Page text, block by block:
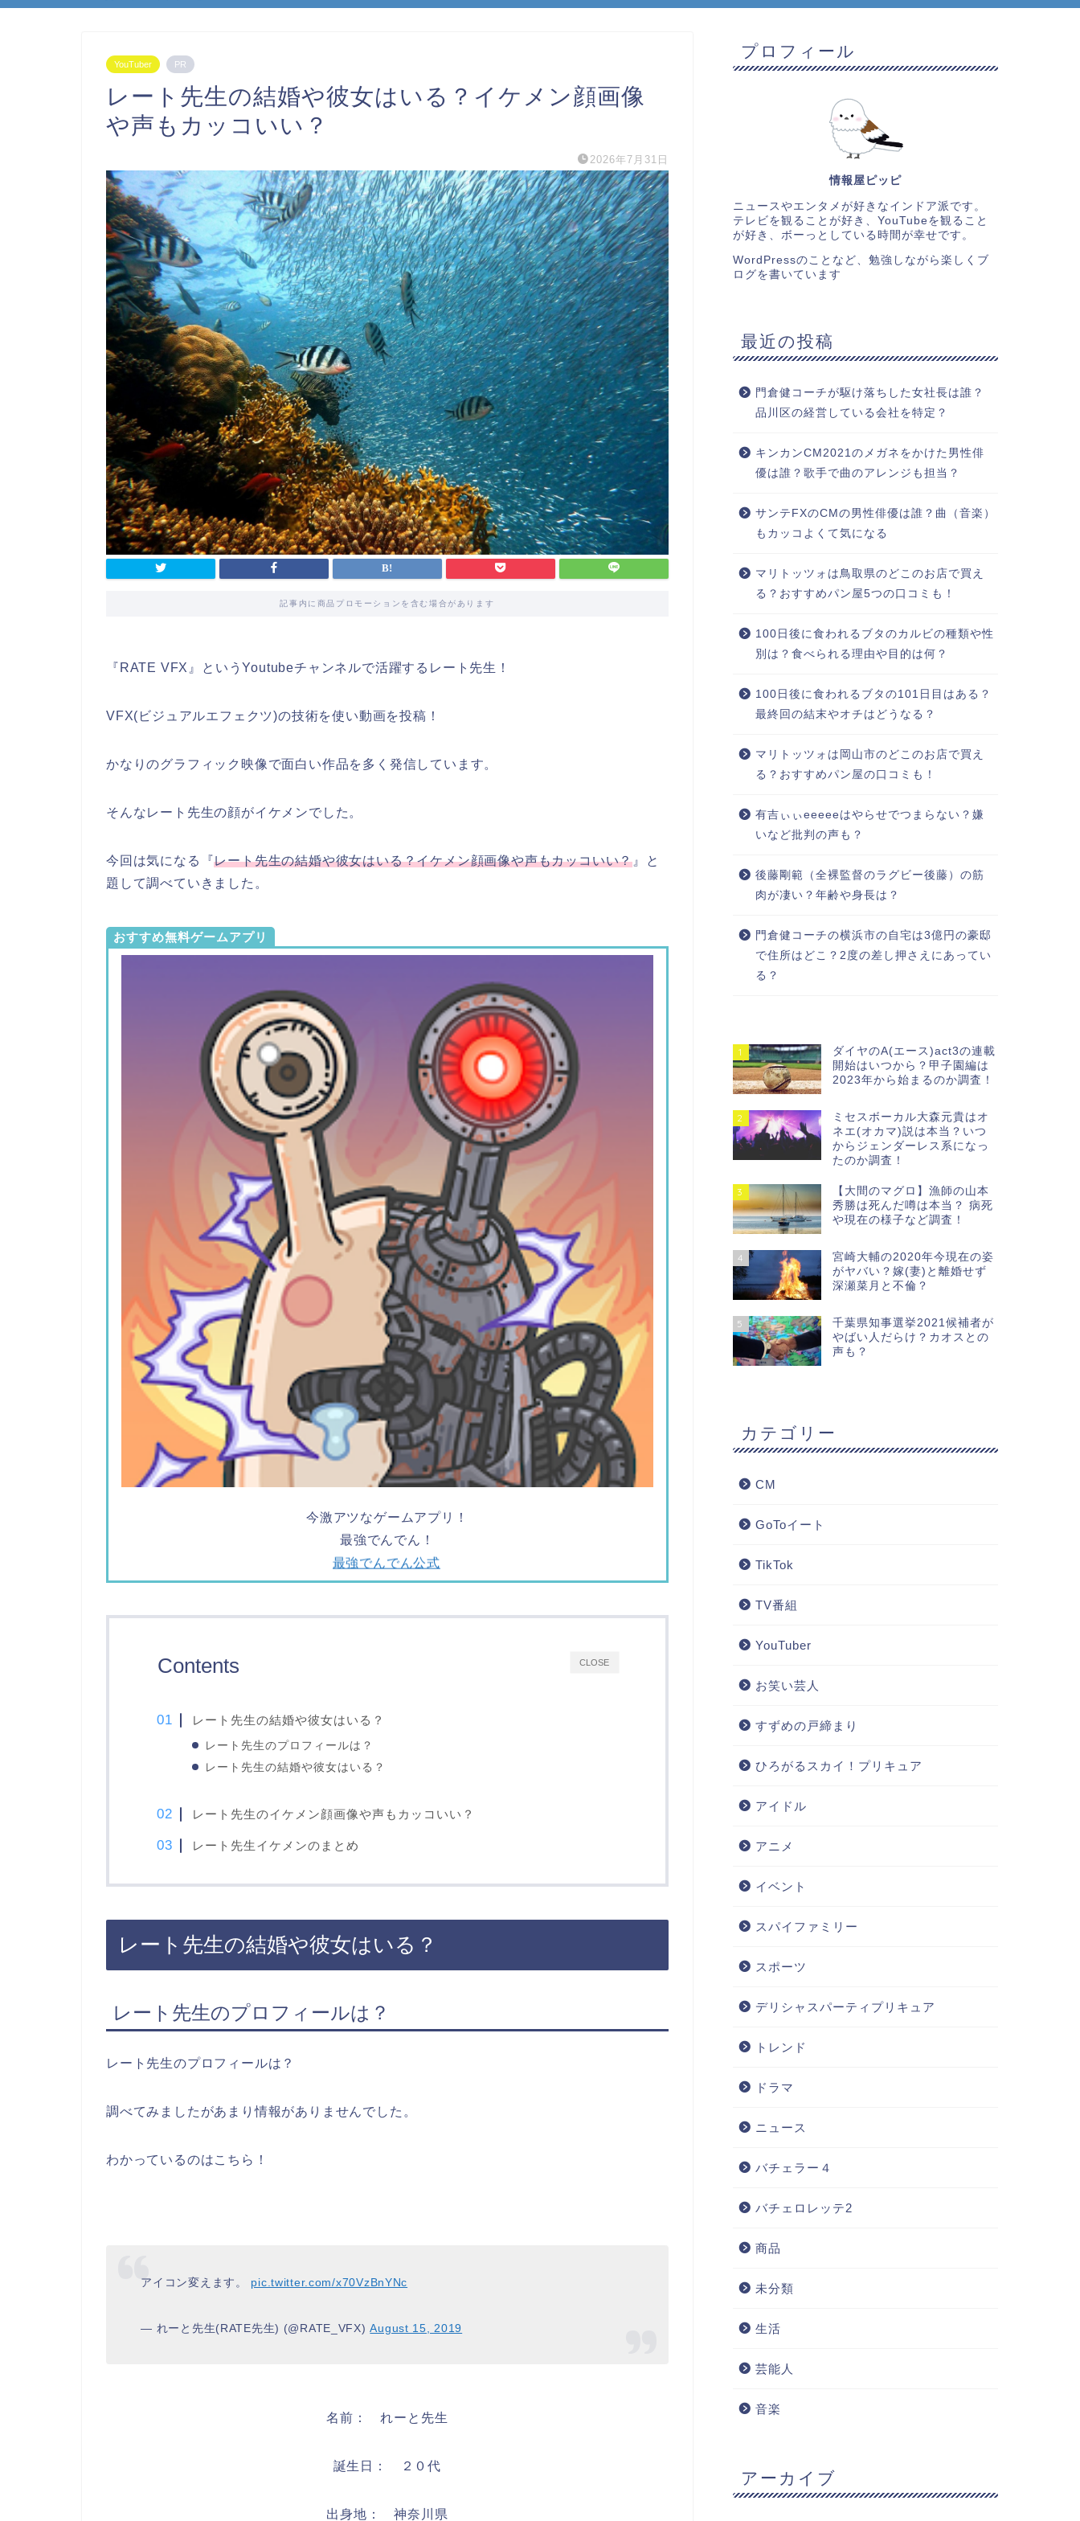
YouTuber PR
レート先生の結婚や彼女はいる？イケメン顔画像
や声もカッコいい？
2026年7月31日
記事内に商品プロモーションを含む場合があります
『 RATE VFX 』というYoutubeチャンネルで活躍する レート先生 ！
VFX(ビジュアルエフェクツ)の技術を使い動画を投稿！
かなりのグラフィック映像で面白い作品を多く発信しています。
そんなレート先生の顔がイケメンでした。
今回は気になる『レート先生の結婚や彼女はいる？イケメン顔画像や声もカッコいい？ 』と
題して調べていきました。
おすすめ無料ゲームアプリ
今激アツなゲームアプリ！
最強でんでん！
最強でんでん公式
CLOSE
Contents
レート先生の結婚や彼女はいる？
レート先生のプロフィールは？
レート先生の結婚や彼女はいる？
レート先生のイケメン顔画像や声もカッコいい？
レート先生イケメンのまとめ
レート先生の結婚や彼女はいる？
レート先生のプロフィールは？
レート先生のプロフィールは？
調べてみましたがあまり情報がありませんでした。
わかっているのはこちら！
アイコン変えます。 pic.twitter.com/x70VzBnYNc
— れーと先生(RATE先生) (@RATE_VFX)August 15, 2019
名前： れーと先生
誕生日： ２０代
出身地： 神奈川県
プロフィール
情報屋ピッピ
ニュースやエンタメが好きなインドア派です。
テレビを観ることが好き、YouTubeを観ること
が好き、ボーっとしている時間が幸せです。
WordPressのことなど、勉強しながら楽しくブ
ログを書いています
最近の投稿
門倉健コーチが駆け落ちした女社長は誰？
品川区の経営している会社を特定？
キンカンCM2021のメガネをかけた男性俳
優は誰？歌手で曲のアレンジも担当？
サンテFXのCMの男性俳優は誰？曲（音楽）
もカッコよくて気になる
マリトッツォは鳥取県のどこのお店で買え
る？おすすめパン屋5つの口コミも！
100日後に食われるブタのカルビの種類や性
別は？食べられる理由や目的は何？
100日後に食われるブタの101日目はある？
最終回の結末やオチはどうなる？
マリトッツォは岡山市のどこのお店で買え
る？おすすめパン屋の口コミも！
有吉ぃぃeeeeeはやらせでつまらない？嫌
いなど批判の声も？
後藤剛範（全裸監督のラグビー後藤）の筋
肉が凄い？年齢や身長は？
門倉健コーチの横浜市の自宅は3億円の豪邸
で住所はどこ？2度の差し押さえにあってい
る？
1
ダイヤのA(エース)act3の連載
開始はいつから？甲子園編は
2023年から始まるのか調査！
2
ミセスボーカル大森元貴はオ
ネエ(オカマ)説は本当？いつ
からジェンダーレス系になっ
たのか調査！
3
【大間のマグロ】漁師の山本
秀勝は死んだ噂は本当？ 病死
や現在の様子など調査！
4
宮崎大輔の2020年今現在の姿
がヤバい？嫁(妻)と離婚せず
深瀬菜月と不倫？
5
千葉県知事選挙2021候補者が
やばい人だらけ？カオスとの
声も？
カテゴリー
CM
GoToイート
TikTok
TV番組
YouTuber
お笑い芸人
すずめの戸締まり
ひろがるスカイ！プリキュア
アイドル
アニメ
イベント
スパイファミリー
スポーツ
デリシャスパーティプリキュア
トレンド
ドラマ
ニュース
バチェラー４
バチェロレッテ2
商品
未分類
生活
芸能人
音楽
アーカイブ